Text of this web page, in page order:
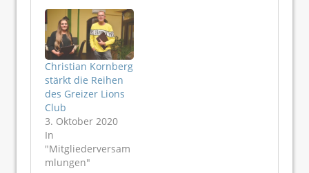
Christian Kornberg
stärkt die Reihen
des Greizer Lions
Club
3. Oktober 2020
In
"Mitgliederversam
mlungen"